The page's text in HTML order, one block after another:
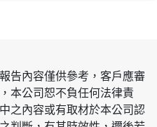
告內容僅供參考，客⼾應審
本公司恕不負任何法律責
之內容或有取材於本公司認